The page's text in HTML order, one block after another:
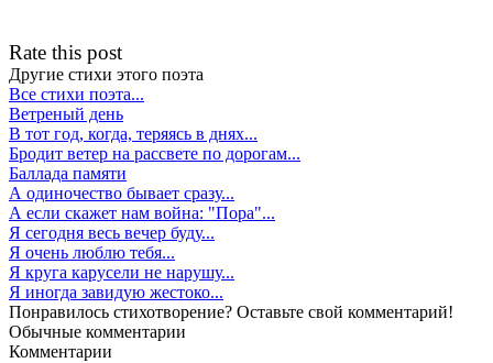
Rate this post
Другие стихи этого поэта
Все стихи поэта...
Ветреный день
В тот год, когда, теряясь в днях...
Бродит ветер на рассвете по дорогам...
Баллада памяти
А одиночество бывает сразу...
А если скажет нам война: "Пора"...
Я сегодня весь вечер буду...
Я очень люблю тебя...
Я круга карусели не нарушу...
Я иногда завидую жестоко...
Понравилось стихотворение? Оставьте свой комментарий!
Обычные комментарии
Комментарии